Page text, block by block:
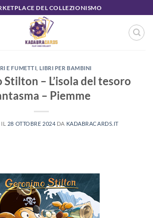
DEL COLLEZIONISMO
E FUMETTI LIBRI PER BAMBINI
– L’isola del tesoro
– Piemme
28 OTTOBRE 2024 DA KADABRACARDS.IT